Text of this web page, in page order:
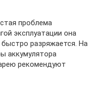
проблема
эксплуатации она
разряжается. На
аккумулятора
рекомендуют